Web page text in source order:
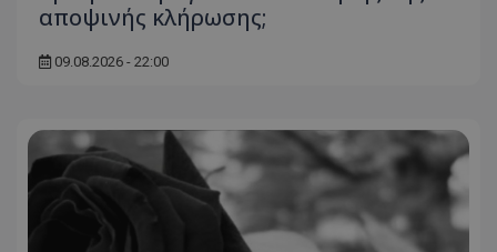
αποψινής κλήρωσης;
09.08.2026 - 22:00